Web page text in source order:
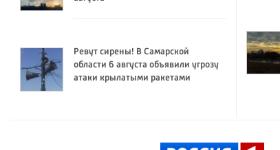
Ревут сирены! В Самарской
области 6 августа объявили угрозу
атаки крылатыми ракетами